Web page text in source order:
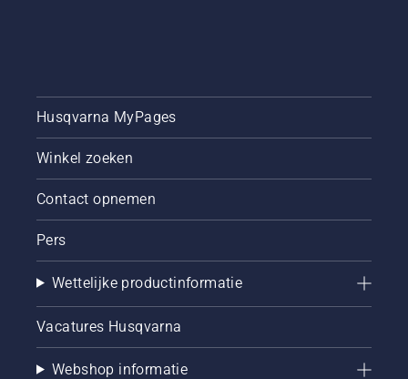
Husqvarna MyPages
Winkel zoeken
Contact opnemen
Pers
Wettelijke productinformatie
Vacatures Husqvarna
Webshop informatie